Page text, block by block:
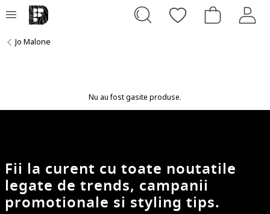
Jo Malone
Nu au fost gasite produse.
Fii la curent cu toate noutatile
legate de trends, campanii
promotionale si styling tips.